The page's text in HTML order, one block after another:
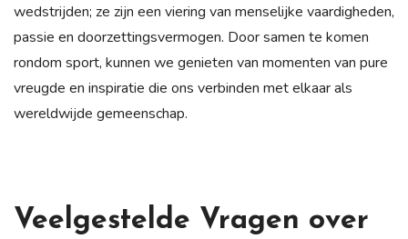
wedstrijden; ze zijn een viering van menselijke vaardigheden,
passie en doorzettingsvermogen. Door samen te komen
rondom sport, kunnen we genieten van momenten van pure
vreugde en inspiratie die ons verbinden met elkaar als
wereldwijde gemeenschap.
Veelgestelde Vragen over